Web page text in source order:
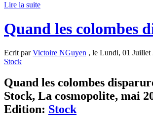
Lire la suite
Quand les colombes
Ecrit parVictoire NGuyen , le Lundi, 01 Juillet
Stock
Quand les colombes
Stock, La cosmopolite, mai
Edition: Stock